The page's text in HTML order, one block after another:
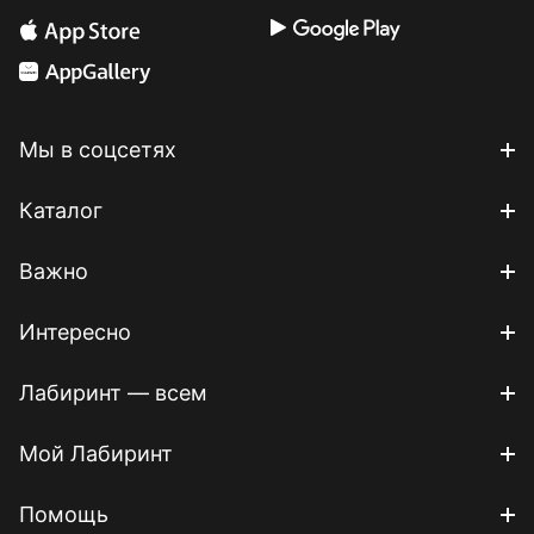
Мы в соцсетях
Каталог
Важно
Интересно
Лабиринт — всем
Мой Лабиринт
Помощь